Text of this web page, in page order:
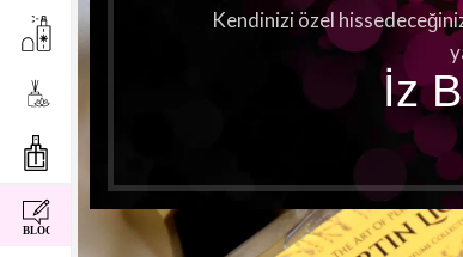
Kendinizi özel
İz